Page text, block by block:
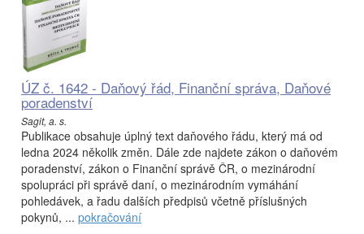
ÚZ č. 1642 - Daňový řád, Finanční správa, Daňové
poradenství
Sagit, a. s.
Publikace obsahuje úplný text daňového řádu, který má od
ledna 2024 několik změn. Dále zde najdete zákon o daňovém
poradenství, zákon o Finanční správě ČR, o mezinárodní
spolupráci při správě daní, o mezinárodním vymáhání
pohledávek, a řadu dalších předpisů včetně příslušných
pokynů, ... pokračování